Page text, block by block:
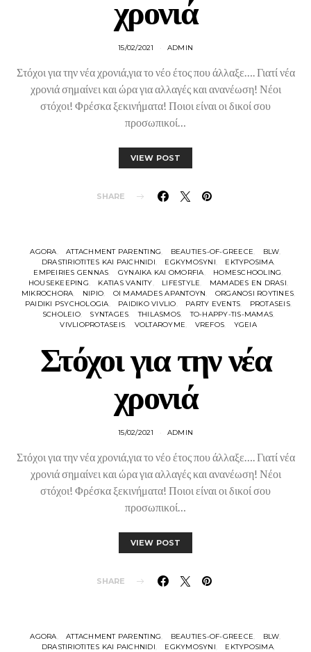
χρονιά
15/02/2021 ADMIN
Στόχοι για την νέα χρονιά,για το νέο έτος που άλλαξε…. Γιατί νέα
χρονιά σημαίνει και ώρα για αλλαγές και ανανέωση! Νέοι
στόχοι! Φρέσκα ξεκινήματα! Ποιοι είναι οι δικοί σου
προσωπικοί…
VIEW POST
SHARE
AGORA ATTACHMENT PARENTING BEAUTIES-OF-GREECE
BLW
DRASTIRIOTITES KAI PAICHNIDI
EGKYMOSYNI
EKTYPOSIMA
EMPEIRIES GENNAS
GYNAIKA KAI OMORFIA
HOMESCHOOLING
HOUSEKEEPING
KATIAS VANITY LIFESTYLE
MAMADES EN DRASI
MIKROCHORA
NIPIO OI MAMADES APANTOYN
ORGANOSI ROYTINES
PAIDIKI PSYCHOLOGIA
PAIDIKO VIVLIO PARTY EVENTS
PROTASEIS
SCHOLEIO
SYNTAGES THILASMOS
TO-HAPPY-TIS-MAMAS
VIVLIOPROTASEIS
VOLTAROYME VREFOS YGEIA
Στόχοι για την νέα
χρονιά
15/02/2021 ADMIN
Στόχοι για την νέα χρονιά,για το νέο έτος που άλλαξε…. Γιατί νέα
χρονιά σημαίνει και ώρα για αλλαγές και ανανέωση! Νέοι
στόχοι! Φρέσκα ξεκινήματα! Ποιοι είναι οι δικοί σου
προσωπικοί…
VIEW POST
SHARE
AGORA ATTACHMENT PARENTING BEAUTIES-OF-GREECE
BLW
DRASTIRIOTITES KAI PAICHNIDI
EGKYMOSYNI
EKTYPOSIMA